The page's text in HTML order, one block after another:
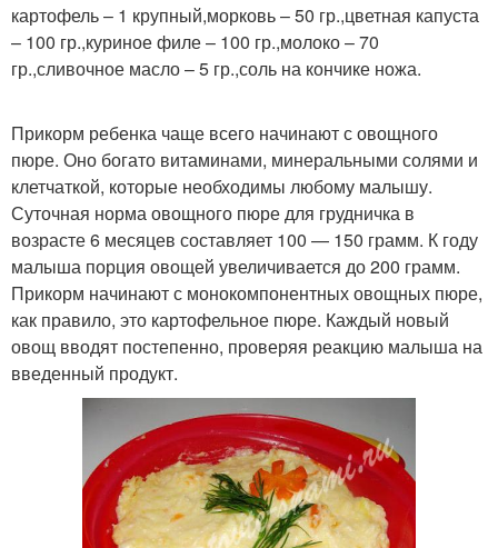
картофель – 1 крупный,морковь – 50 гр.,цветная капуста
– 100 гр.,куриное филе – 100 гр.,молоко – 70
гр.,сливочное масло – 5 гр.,соль на кончике ножа.
Прикорм ребенка чаще всего начинают с овощного
пюре. Оно богато витаминами, минеральными солями и
клетчаткой, которые необходимы любому малышу.
Суточная норма овощного пюре для грудничка в
возрасте 6 месяцев составляет 100 — 150 грамм. К году
малыша порция овощей увеличивается до 200 грамм.
Прикорм начинают с монокомпонентных овощных пюре,
как правило, это картофельное пюре. Каждый новый
овощ вводят постепенно, проверяя реакцию малыша на
введенный продукт.